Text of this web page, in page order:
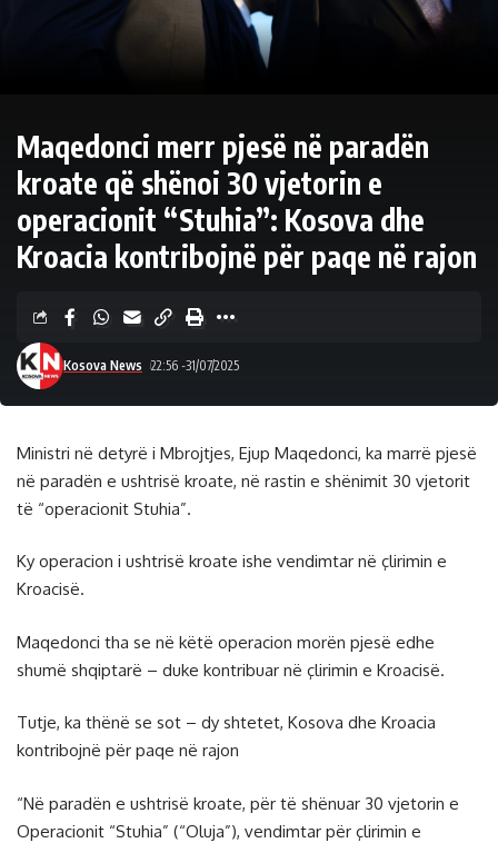
Maqedonci merr pjesë në paradën
kroate që shënoi 30 vjetorin e
operacionit “Stuhia”: Kosova dhe
Kroacia kontribojnë për paqe në rajon
Kosova News 22:56 -31/07/2025
Ministri në detyrë i Mbrojtjes, Ejup Maqedonci, ka marrë pjesë
në paradën e ushtrisë kroate, në rastin e shënimit 30 vjetorit
të “operacionit Stuhia”.
Ky operacion i ushtrisë kroate ishe vendimtar në çlirimin e
Kroacisë.
Maqedonci tha se në këtë operacion morën pjesë edhe
shumë shqiptarë – duke kontribuar në çlirimin e Kroacisë.
Tutje, ka thënë se sot – dy shtetet, Kosova dhe Kroacia
kontribojnë për paqe në rajon
“Në paradën e ushtrisë kroate, për të shënuar 30 vjetorin e
Operacionit “Stuhia” (“Oluja”), vendimtar për çlirimin e